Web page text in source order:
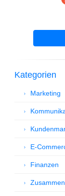
Kategorien
Marketing
E-
Finanzen